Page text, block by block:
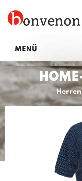
MENÜ
Herren